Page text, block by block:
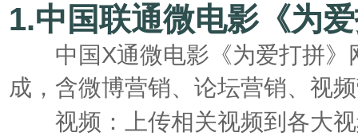
1.中国联通微电影《为
中国X通微电影《为爱打拼》
成，含微博营销、论坛营销、视
视频：上传相关视频到各大视